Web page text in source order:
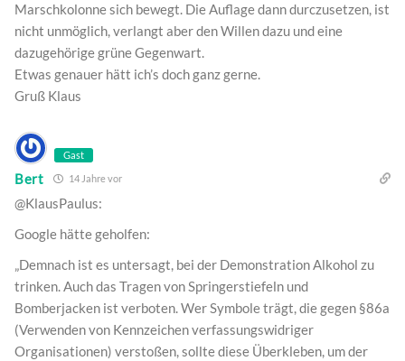
Marschkolonne sich bewegt. Die Auflage dann durczusetzen, ist
nicht unmöglich, verlangt aber den Willen dazu und eine
dazugehörige grüne Gegenwart.
Etwas genauer hätt ich’s doch ganz gerne.
Gruß Klaus
Gast
Bert 14 Jahre vor
@KlausPaulus:
Google hätte geholfen:
„Demnach ist es untersagt, bei der Demonstration Alkohol zu
trinken. Auch das Tragen von Springerstiefeln und
Bomberjacken ist verboten. Wer Symbole trägt, die gegen §86a
(Verwenden von Kennzeichen verfassungswidriger
Organisationen) verstoßen, sollte diese Überkleben, um der